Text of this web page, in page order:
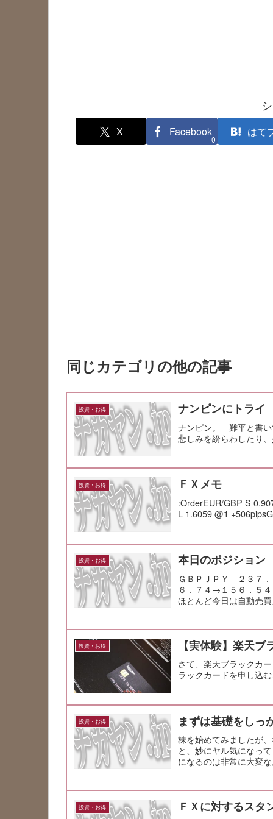
X Facebook
0
はて
同じカテゴリの他の記事
投資・お得 ナンピンにトライ
ナンピン。 難平と書
悲しみを紛らわしたり
投資・お得 ＦＸメモ
:OrderEUR/GBP S
L 1.6059 @1
投資・お得 本日のポジション
ＧＢＰＪＰＹ ２３７
６．７４→１５６．５
ほとんど今日は自動売
投資・お得 【実体験】楽天
さて、楽天ブラックカ
ラックカードを申し込
投資・お得 まずは基礎をしっ
株を始めてみましたが
と、妙にヤル気になっ
になるのは非常に大変
投資・お得 ＦＸに対するスタ